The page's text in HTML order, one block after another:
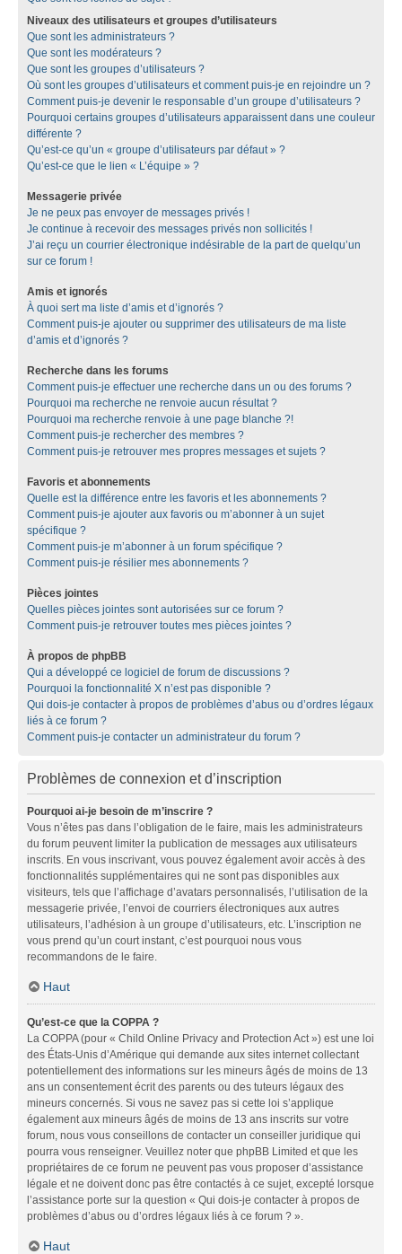
Niveaux des utilisateurs et groupes d’utilisateurs
Que sont les administrateurs ?
Que sont les modérateurs ?
Que sont les groupes d’utilisateurs ?
Où sont les groupes d’utilisateurs et comment puis-je en rejoindre un ?
Comment puis-je devenir le responsable d’un groupe d’utilisateurs ?
Pourquoi certains groupes d’utilisateurs apparaissent dans une couleur
différente ?
Qu’est-ce qu’un « groupe d’utilisateurs par défaut » ?
Qu’est-ce que le lien « L’équipe » ?
Messagerie privée
Je ne peux pas envoyer de messages privés !
Je continue à recevoir des messages privés non sollicités !
J’ai reçu un courrier électronique indésirable de la part de quelqu’un
sur ce forum !
Amis et ignorés
À quoi sert ma liste d’amis et d’ignorés ?
Comment puis-je ajouter ou supprimer des utilisateurs de ma liste
d’amis et d’ignorés ?
Recherche dans les forums
Comment puis-je effectuer une recherche dans un ou des forums ?
Pourquoi ma recherche ne renvoie aucun résultat ?
Pourquoi ma recherche renvoie à une page blanche ?!
Comment puis-je rechercher des membres ?
Comment puis-je retrouver mes propres messages et sujets ?
Favoris et abonnements
Quelle est la différence entre les favoris et les abonnements ?
Comment puis-je ajouter aux favoris ou m’abonner à un sujet
spécifique ?
Comment puis-je m’abonner à un forum spécifique ?
Comment puis-je résilier mes abonnements ?
Pièces jointes
Quelles pièces jointes sont autorisées sur ce forum ?
Comment puis-je retrouver toutes mes pièces jointes ?
À propos de phpBB
Qui a développé ce logiciel de forum de discussions ?
Pourquoi la fonctionnalité X n’est pas disponible ?
Qui dois-je contacter à propos de problèmes d’abus ou d’ordres légaux
liés à ce forum ?
Comment puis-je contacter un administrateur du forum ?
Problèmes de connexion et d’inscription
Pourquoi ai-je besoin de m’inscrire ?
Vous n’êtes pas dans l’obligation de le faire, mais les administrateurs
du forum peuvent limiter la publication de messages aux utilisateurs
inscrits. En vous inscrivant, vous pouvez également avoir accès à des
fonctionnalités supplémentaires qui ne sont pas disponibles aux
visiteurs, tels que l’affichage d’avatars personnalisés, l’utilisation de la
messagerie privée, l’envoi de courriers électroniques aux autres
utilisateurs, l’adhésion à un groupe d’utilisateurs, etc. L’inscription ne
vous prend qu’un court instant, c’est pourquoi nous vous
recommandons de le faire.
Haut
Qu’est-ce que la COPPA ?
La COPPA (pour « Child Online Privacy and Protection Act ») est une loi
des États-Unis d’Amérique qui demande aux sites internet collectant
potentiellement des informations sur les mineurs âgés de moins de 13
ans un consentement écrit des parents ou des tuteurs légaux des
mineurs concernés. Si vous ne savez pas si cette loi s’applique
également aux mineurs âgés de moins de 13 ans inscrits sur votre
forum, nous vous conseillons de contacter un conseiller juridique qui
pourra vous renseigner. Veuillez noter que phpBB Limited et que les
propriétaires de ce forum ne peuvent pas vous proposer d’assistance
légale et ne doivent donc pas être contactés à ce sujet, excepté lorsque
l’assistance porte sur la question « Qui dois-je contacter à propos de
problèmes d’abus ou d’ordres légaux liés à ce forum ? ».
Haut